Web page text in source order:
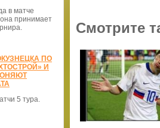
в матче
принимает
ПО
И
5 тура.
Смотрите